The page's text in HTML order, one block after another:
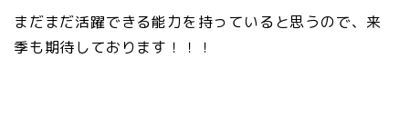
まだまだ活躍できる能力を持っていると思うので、来
季も期待しております！！！